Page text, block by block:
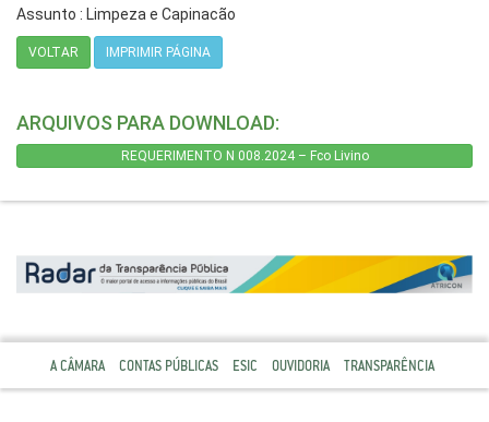
Assunto : Limpeza e Capinacão
VOLTAR IMPRIMIR PÁGINA
ARQUIVOS PARA DOWNLOAD:
REQUERIMENTO N 008.2024 – Fco Livino
A CÂMARA CONTAS PÚBLICAS ESIC OUVIDORIA TRANSPARÊNCIA